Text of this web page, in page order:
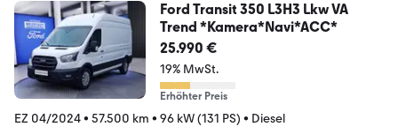
Ford Transit 350 L3H3 Lkw VA
Trend *Kamera*Navi*ACC*
25.990 €
19% MwSt.
Erhöhter Preis
EZ 04/2024• 57.500 km • 96 kW (131 PS) • Diesel